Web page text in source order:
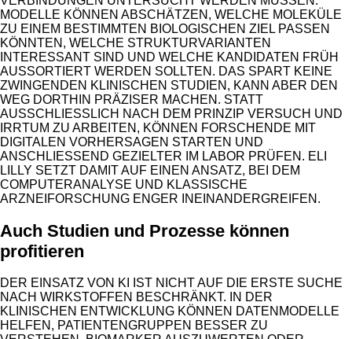
MODELLE KÖNNEN ABSCHÄTZEN, WELCHE MOLEKÜLE
ZU EINEM BESTIMMTEN BIOLOGISCHEN ZIEL PASSEN
KÖNNTEN, WELCHE STRUKTURVARIANTEN
INTERESSANT SIND UND WELCHE KANDIDATEN FRÜH
AUSSORTIERT WERDEN SOLLTEN. DAS SPART KEINE
ZWINGENDEN KLINISCHEN STUDIEN, KANN ABER DEN
WEG DORTHIN PRÄZISER MACHEN. STATT
AUSSCHLIESSLICH NACH DEM PRINZIP VERSUCH UND I
RRTUM ZU ARBEITEN, KÖNNEN FORSCHENDE MIT D
IGITALEN VORHERSAGEN STARTEN UND A
NSCHLIESSEND GEZIELTER IM LABOR PRÜFEN. ELI LI
LLY SETZT DAMIT AUF EINEN ANSATZ, BEI DEM CO
MPUTERANALYSE UND KLASSISCHE AR
ZNEIFORSCHUNG ENGER INEINANDERGREIFEN.
Auch Studien und Prozesse können
profitieren
DER EINSATZ VON KI IST NICHT AUF DIE ERSTE SUCHE
NACH WIRKSTOFFEN BESCHRÄNKT. IN DER
KLINISCHEN ENTWICKLUNG KÖNNEN DATENMODELLE
HELFEN, PATIENTENGRUPPEN BESSER ZU